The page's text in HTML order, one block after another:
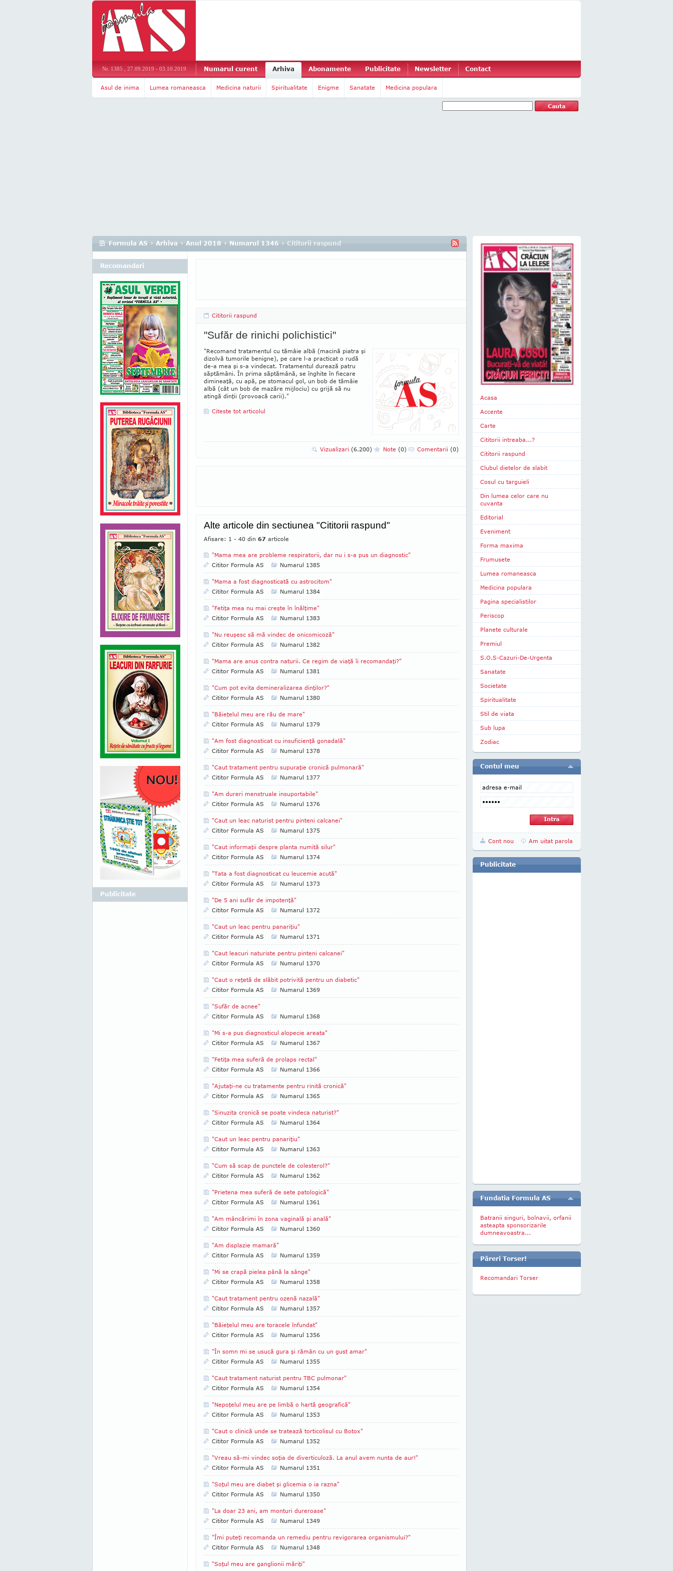
Nr. 1385 , 27.09.2019 - 03.10.2019 Numarul curent Arhiva Abonamente Publicitate Newsletter Contact
Asul de inima Lumea romaneasca Medicina naturii Spiritualitate Enigme Sanatate Medicina populara
Formula AS › Arhiva › Anul 2018 › Numarul 1346 › Cititorii raspund
Cititorii raspund
"Sufăr de rinichi polichistici"
"Recomand tratamentul cu tămâie albă (macină piatra şi
dizolvă tumorile be­nig­ne), pe care l-a prac­ticat o rudă
de-a mea şi s-a vindecat. Tra­ta­mentul durează patru
săptămâni. În prima săp­tă­mâ­nă, se înghite în fieca­re
dimineaţă, cu apă, pe sto­ma­cul gol, un bob de tă­mâie
albă (cât un bob de mazăre mij­lo­ciu) cu gri­jă să nu
atingă dinţii (pro­voacă carii)."
Citeste tot articolul
Vizualizari (6.200) Note (0) Comentarii (0)
Alte articole din sectiunea "Cititorii raspund"
Afisare: 1 - 40 din 67 articole
"Mama mea are probleme respiratorii, dar nu i s-a pus un diagnostic"
Cititor Formula AS
Numarul 1385
"Mama a fost diagnosticată cu astrocitom"
Cititor Formula AS
Numarul 1384
"Fetiţa mea nu mai creşte în înălţime"
Cititor Formula AS
Numarul 1383
"Nu reuşesc să mă vindec de onicomicoză"
Cititor Formula AS
Numarul 1382
"Mama are anus contra naturii. Ce regim de viaţă îi recomandaţi?"
Cititor Formula AS
Numarul 1381
"Cum pot evita demineralizarea dinţilor?"
Cititor Formula AS
Numarul 1380
"Băieţelul meu are rău de mare"
Cititor Formula AS
Numarul 1379
"Am fost diagnosticat cu insuficienţă gonadală"
Cititor Formula AS
Numarul 1378
"Caut tratament pentru supuraţie cronică pulmonară"
Cititor Formula AS
Numarul 1377
"Am dureri menstruale insuportabile"
Cititor Formula AS
Numarul 1376
"Caut un leac naturist pentru pinteni calcanei"
Cititor Formula AS
Numarul 1375
"Caut informaţii despre planta numită silur"
Cititor Formula AS
Numarul 1374
"Tata a fost diagnosticat cu leucemie acută"
Cititor Formula AS
Numarul 1373
"De 5 ani sufăr de impotenţă"
Cititor Formula AS
Numarul 1372
"Caut un leac pentru panariţiu"
Cititor Formula AS
Numarul 1371
"Caut leacuri naturiste pentru pinteni calcanei"
Cititor Formula AS
Numarul 1370
"Caut o reţetă de slăbit potrivită pentru un diabetic"
Cititor Formula AS
Numarul 1369
"Sufăr de acnee"
Cititor Formula AS
Numarul 1368
"Mi s-a pus diagnosticul alopecie areata"
Cititor Formula AS
Numarul 1367
"Fetiţa mea suferă de prolaps rectal"
Cititor Formula AS
Numarul 1366
"Ajutaţi-ne cu tratamente pentru rinită cronică"
Cititor Formula AS
Numarul 1365
"Sinuzita cronică se poate vindeca naturist?"
Cititor Formula AS
Numarul 1364
"Caut un leac pentru panariţiu"
Cititor Formula AS
Numarul 1363
"Cum să scap de punctele de colesterol?"
Cititor Formula AS
Numarul 1362
"Prietena mea suferă de sete patologică"
Cititor Formula AS
Numarul 1361
"Am mâncărimi în zona vaginală şi anală"
Cititor Formula AS
Numarul 1360
"Am displazie mamară"
Cititor Formula AS
Numarul 1359
"Mi se crapă pielea până la sânge"
Cititor Formula AS
Numarul 1358
"Caut tratament pentru ozenă nazală"
Cititor Formula AS
Numarul 1357
"Băieţelul meu are toracele înfundat"
Cititor Formula AS
Numarul 1356
"În somn mi se usucă gura şi rămân cu un gust amar"
Cititor Formula AS
Numarul 1355
"Caut tratament naturist pentru TBC pulmonar"
Cititor Formula AS
Numarul 1354
"Nepoţelul meu are pe limbă o hartă geografică"
Cititor Formula AS
Numarul 1353
"Caut o clinică unde se tratează torticolisul cu Botox"
Cititor Formula AS
Numarul 1352
"Vreau să-mi vindec soţia de diverticuloză. La anul avem nunta de aur!"
Cititor Formula AS
Numarul 1351
"Soţul meu are diabet şi glicemia o ia razna"
Cititor Formula AS
Numarul 1350
"La doar 23 ani, am monturi dureroase"
Cititor Formula AS
Numarul 1349
"Îmi puteţi recomanda un remediu pentru revigorarea organismului?"
Cititor Formula AS
Numarul 1348
"Soţul meu are ganglionii măriţi"
Recomandari
Publicitate
Acasa
Accente
Carte
Cititorii intreaba...?
Cititorii raspund
Clubul dietelor de slabit
Cosul cu targuieli
Din lumea celor care nu
cuvanta
Editorial
Eveniment
Forma maxima
Frumusete
Lumea romaneasca
Medicina populara
Pagina specialistilor
Periscop
Planete culturale
Premiul
S.O.S-Cazuri-De-Urgenta
Sanatate
Societate
Spiritualitate
Stil de viata
Sub lupa
Zodiac
Contul meu
Cont nou Am uitat parola
Publicitate
Fundatia Formula AS
Batranii singuri, bolnavii, orfanii
asteapta sponsorizarile
dumneavoastra...
Păreri Torser!
Recomandari Torser